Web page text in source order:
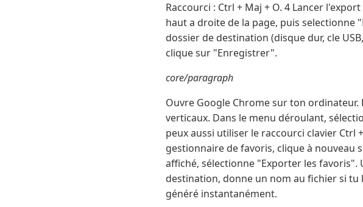
Raccourci : Ctrl + Maj + O. 4 Lancer
haut a droite de la page, puis selectionne
dossier de destination (disque dur, cle
clique sur "Enregistrer".
core/paragraph
Ouvre Google Chrome sur ton
verticaux. Dans le menu déroulant,
peux aussi utiliser le raccourci clavier Ctrl
gestionnaire de favoris, clique à nouveau
affiché, sélectionne "Exporter les
destination, donne un nom au fichier si
généré instantanément.